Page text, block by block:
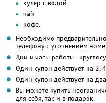
кулер с водой
чай
кофе.
Необходимо
телефону с уточнением
Дни и часы работы -
Один купон действует на 2,
Один купон действует на
Вы можете купить
для себя, так и в подарок.